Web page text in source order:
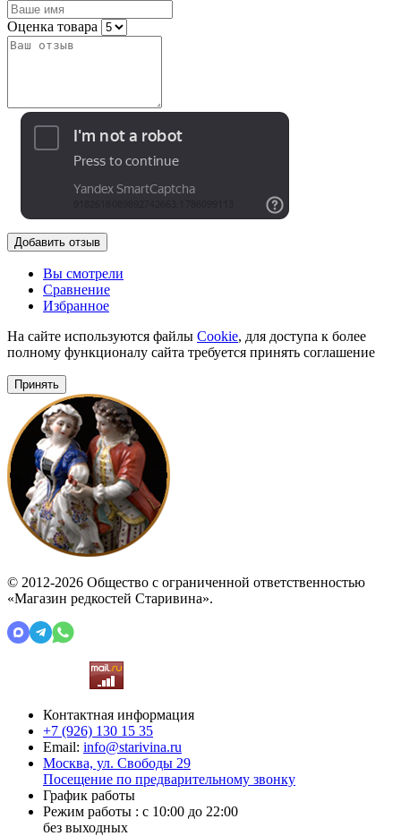
Оценка товара
Добавить отзыв
Вы смотрели
Сравнение
Избранное
На сайте используются файлы Cookie, для доступа к более
полному функционалу сайта требуется принять соглашение
Принять
© 2012-2026 Общество с ограниченной ответственностью
«Магазин редкостей Старивина».
Контактная информация
+7 (926) 130 15 35
Email: info@starivina.ru
Москва, ул. Свободы 29
Посещение по предварительному звонку
График работы
Режим работы : с 10:00 до 22:00
без выходных